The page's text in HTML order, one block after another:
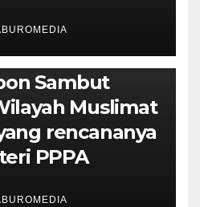
AKTIVIS
Sambut
Muslimat
rencananya
PPPA